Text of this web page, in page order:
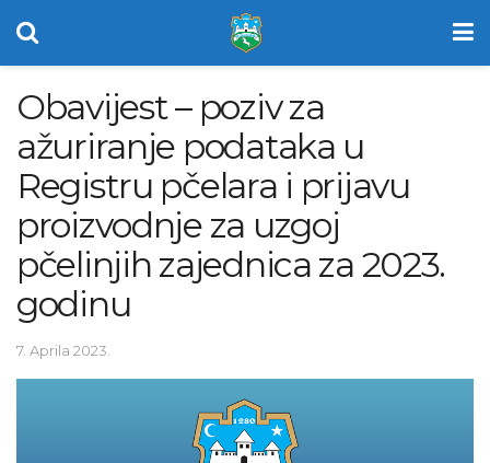
Obavijest – poziv za
ažuriranje podataka u
Registru pčelara i prijavu
proizvodnje za uzgoj
pčelinjih zajednica za 2023.
godinu
7. Aprila 2023.